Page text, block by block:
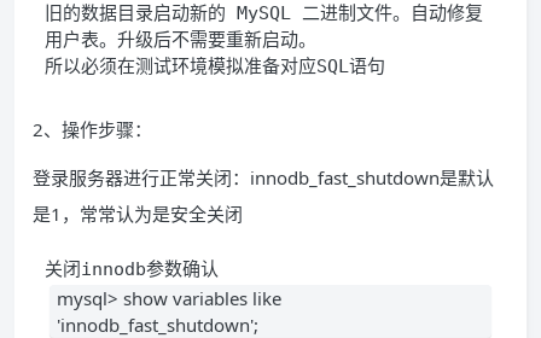
旧的数据目录启动新的 MySQL 二进制文件。自动修复
用户表。升级后不需要重新启动。
所以必须在测试环境模拟准备对应SQL语句
2、操作步骤：
登录服务器进行正常关闭：innodb_fast_shutdown是默认
是1，常常认为是安全关闭
mysql> show variables like
'innodb_fast_shutdown';